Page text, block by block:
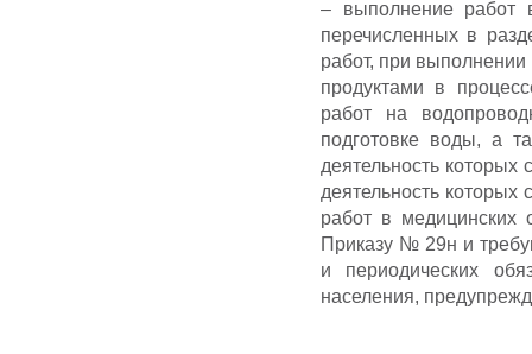
– выполнение работ
перечисленных в
работ, при
продуктами в
работ на
подготовке воды, а
деятельность которых
деятельность
работ в медицинских
Приказу № 29н и
и периодических
населения,